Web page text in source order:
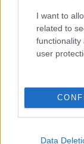
I want to
related to
functionality
user
Data
επαρχία που
ταξίδια, το
Κορτάσαρ, και
μόνοι νορμάλ